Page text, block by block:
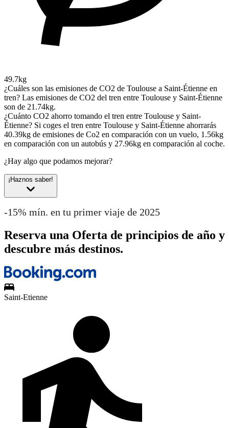
49.7kg
¿Cuáles son las emisiones de CO2 de Toulouse a Saint-Étienne en
tren? Las emisiones de CO2 del tren entre Toulouse y Saint-Étienne
son de 21.74kg.
¿Cuánto CO2 ahorro tomando el tren entre Toulouse y Saint-
Étienne? Si coges el tren entre Toulouse y Saint-Étienne ahorrarás
40.39kg de emisiones de Co2 en comparación con un vuelo, 1.56kg
en comparación con un autobús y 27.96kg en comparación al coche.
¿Hay algo que podamos mejorar?
¡Haznos saber!
-15% mín. en tu primer viaje de 2025
Reserva una Oferta de principios de año y
descubre más destinos.
Saint-Etienne